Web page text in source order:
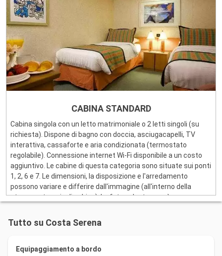
CABINA STANDARD
Cabina singola con un letto matrimoniale o 2 letti singoli (su
richiesta). Dispone di bagno con doccia, asciugacapelli, TV
interattiva, cassaforte e aria condizionata (termostato
regolabile). Connessione internet Wi-Fi disponibile a un costo
aggiuntivo. Le cabine di questa categoria sono situate sui ponti
1, 2, 6 e 7. Le dimensioni, la disposizione e l'arredamento
possono variare e differire dall'immagine (all'interno della
stessa categoria di cabina). La foto a destra non è
Tutto su Costa Serena
Equipaggiamento a bordo